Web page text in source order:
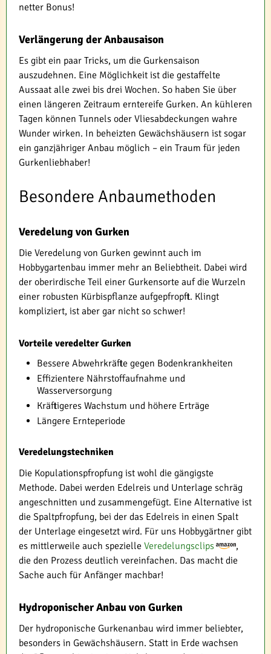
netter Bonus!
Verlängerung der Anbausaison
Es gibt ein paar Tricks, um die Gurkensaison
auszudehnen. Eine Möglichkeit ist die gestaffelte
Aussaat alle zwei bis drei Wochen. So haben Sie über
einen längeren Zeitraum erntereife Gurken. An kühleren
Tagen können Tunnels oder Vliesabdeckungen wahre
Wunder wirken. In beheizten Gewächshäusern ist sogar
ein ganzjähriger Anbau möglich – ein Traum für jeden
Gurkenliebhaber!
Besondere Anbaumethoden
Veredelung von Gurken
Die Veredelung von Gurken gewinnt auch im
Hobbygartenbau immer mehr an Beliebtheit. Dabei wird
der oberirdische Teil einer Gurkensorte auf die Wurzeln
einer robusten Kürbispflanze aufgepfropft. Klingt
kompliziert, ist aber gar nicht so schwer!
Vorteile veredelter Gurken
Bessere Abwehrkräfte gegen Bodenkrankheiten
Effizientere Nährstoffaufnahme und
Wasserversorgung
Kräftigeres Wachstum und höhere Erträge
Längere Ernteperiode
Veredelungstechniken
Die Kopulationspfropfung ist wohl die gängigste
Methode. Dabei werden Edelreis und Unterlage schräg
angeschnitten und zusammengefügt. Eine Alternative ist
die Spaltpfropfung, bei der das Edelreis in einen Spalt
der Unterlage eingesetzt wird. Für uns Hobbygärtner gibt
es mittlerweile auch spezielle Veredelungsclips
,
die den Prozess deutlich vereinfachen. Das macht die
Sache auch für Anfänger machbar!
Hydroponischer Anbau von Gurken
Der hydroponische Gurkenanbau wird immer beliebter,
besonders in Gewächshäusern. Statt in Erde wachsen